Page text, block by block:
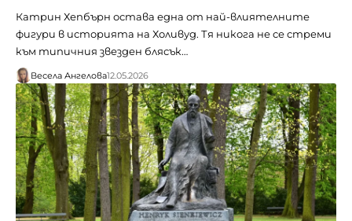
Катрин Хепбърн остава една от най-влиятелните
фигури в историята на Холивуд. Тя никога не се стреми
към типичния звезден блясък…
Весела Ангелова12.05.2026